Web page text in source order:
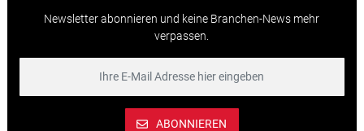
Newsletter abonnieren und keine Branchen-News mehr
verpassen.
ABONNIEREN